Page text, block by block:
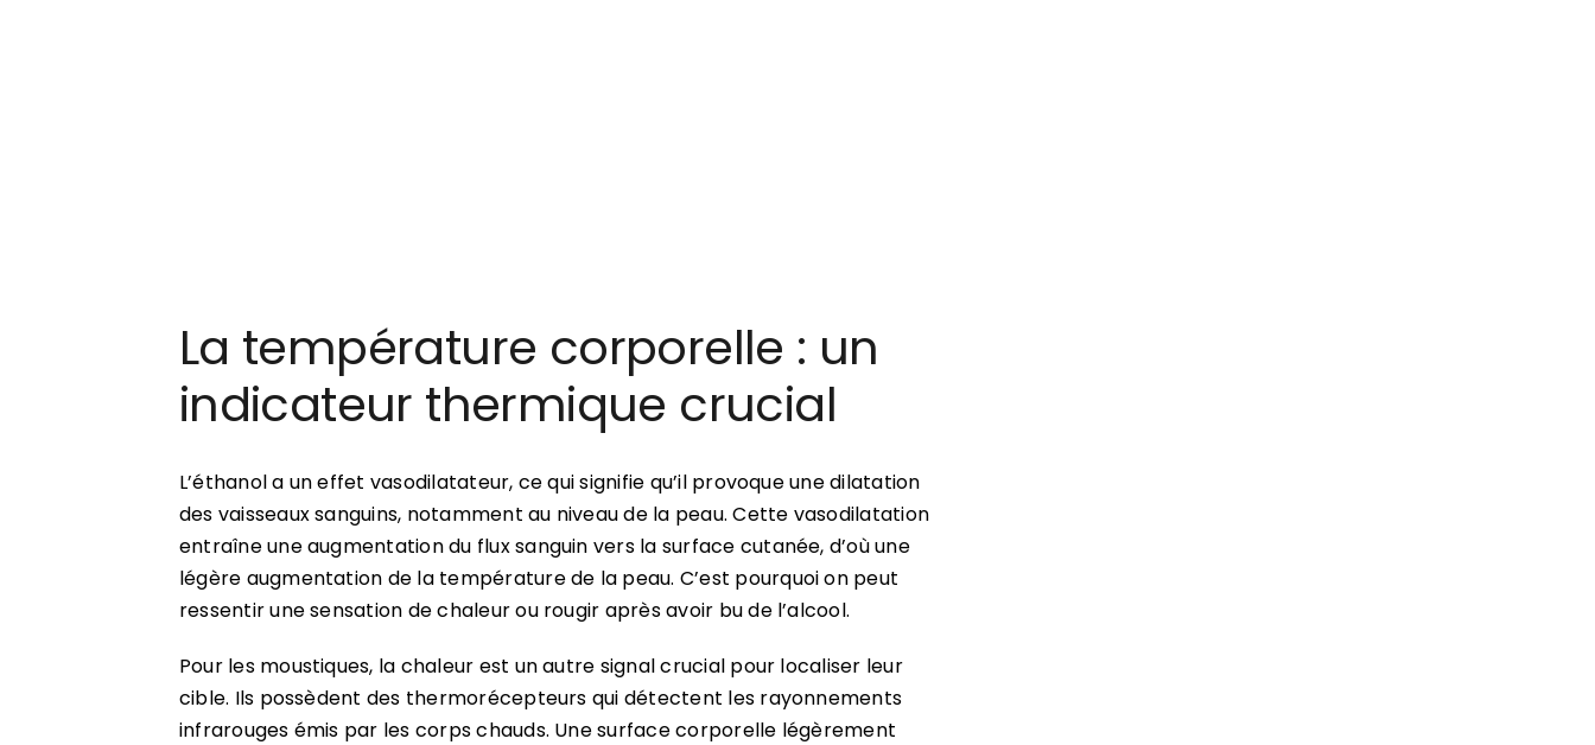
La température corporelle : un
indicateur thermique crucial
L’éthanol a un effet vasodilatateur, ce qui signifie qu’il provoque une dilatation
des vaisseaux sanguins, notamment au niveau de la peau. Cette vasodilatation
entraîne une augmentation du flux sanguin vers la surface cutanée, d’où une
légère augmentation de la température de la peau. C’est pourquoi on peut
ressentir une sensation de chaleur ou rougir après avoir bu de l’alcool.
Pour les moustiques, la chaleur est un autre signal crucial pour localiser leur
cible. Ils possèdent des thermorécepteurs qui détectent les rayonnements
infrarouges émis par les corps chauds. Une surface corporelle légèrement